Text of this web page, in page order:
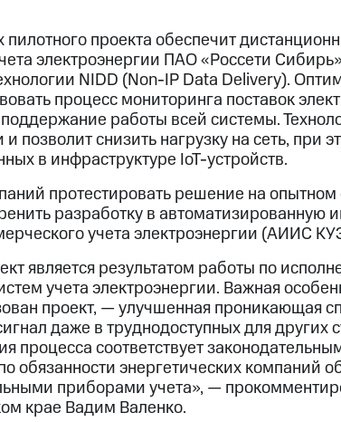
проекта обеспечит
электроэнергии ПАО «Россети
NIDD (Non-IP Data Delivery).
процесс мониторинга поставок
работы всей системы.
и позволит снизить нагрузку на сеть, при
в инфраструктуре IoT-устройств.
протестировать решение на
разработку в
учета электроэнергии (АИИС
является результатом работы по
учета электроэнергии. Важная
проект, — улучшенная проникающая
даже в труднодоступных для других
процесса соответствует
обязанности энергетических компаний
приборами учета», —
крае Вадим Валенко.